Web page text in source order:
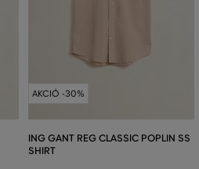
AKCIÓ -30%
ING GANT REG CLASSIC POPLIN SS
SHIRT